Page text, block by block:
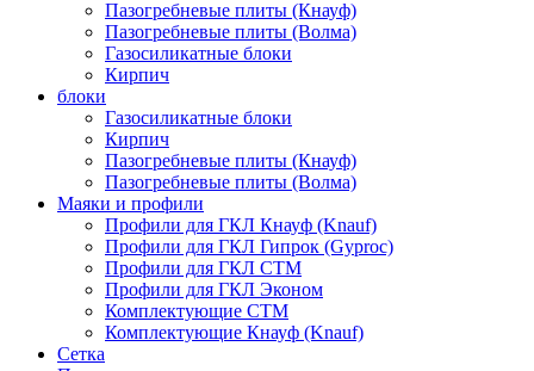
Пазогребневые плиты (Кнауф)
Пазогребневые плиты (Волма)
Газосиликатные блоки
Кирпич
блоки
Газосиликатные блоки
Кирпич
Пазогребневые плиты (Кнауф)
Пазогребневые плиты (Волма)
Маяки и профили
Профили для ГКЛ Кнауф (Knauf)
Профили для ГКЛ Гипрок (Gyproc)
Профили для ГКЛ СТМ
Профили для ГКЛ Эконом
Комплектующие СТМ
Комплектующие Кнауф (Knauf)
Сетка